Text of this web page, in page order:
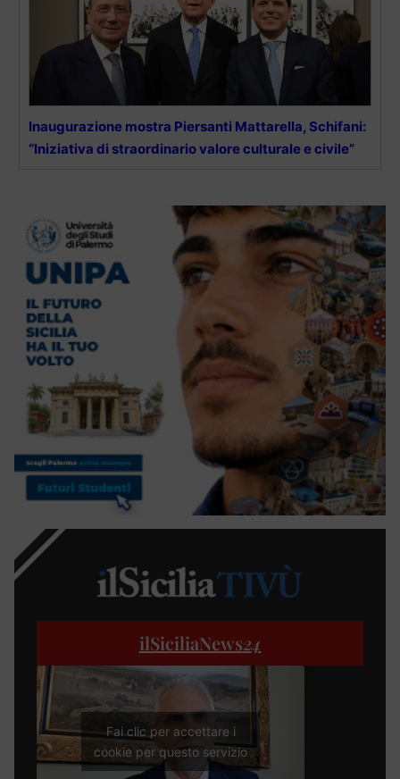
Inaugurazione mostra Piersanti Mattarella, Schifani:
“Iniziativa di straordinario valore culturale e civile”
ilSiciliaNews24
Fai clic per accettare i
cookie per questo servizio